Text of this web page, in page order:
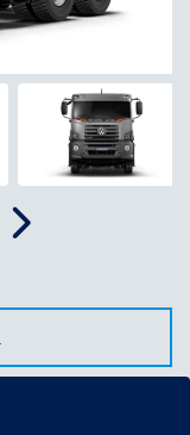
Próximo